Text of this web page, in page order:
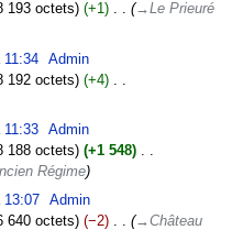
193 octets +1 ‎
→‎Le Prieuré
11:34
Admin
192 octets +4 ‎
11:33
Admin
188 octets +1 548 ‎
Régime
13:07
Admin
640 octets −2 ‎
→‎Château